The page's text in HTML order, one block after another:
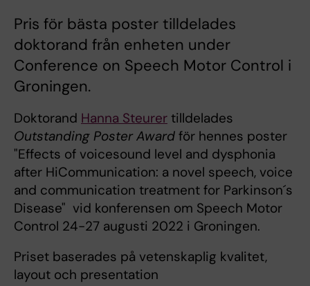
Pris för bästa poster tilldelades
doktorand från enheten under
Conference on Speech Motor Control i
Groningen.
Doktorand Hanna Steurer tilldelades
Outstanding Poster Award för hennes poster
"Effects of voicesound level and dysphonia
after HiCommunication: a novel speech, voice
and communication treatment for Parkinson´s
Disease" vid konferensen om Speech Motor
Control 24-27 augusti 2022 i Groningen.
Priset baserades på vetenskaplig kvalitet,
layout och presentation